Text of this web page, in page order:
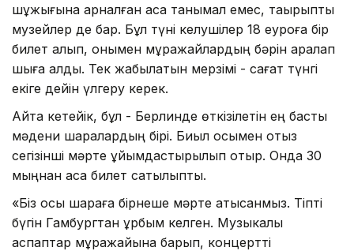
шұжығына арналған аса танымал емес, тақырыптық
музейлер де бар. Бұл түні келушілер 18 еуроға бір
билет алып, онымен мұражайлардың бәрін аралап
шыға алды. Тек жабылатын мерзімі - сағат түнгі
екіге дейін үлгеру керек.
Айта кетейік, бұл - Берлинде өткізілетін ең басты
мәдени шаралардың бірі. Биыл осымен отыз
сегізінші мәрте ұйымдастырылып отыр. Онда 30
мыңнан аса билет сатылыпты.
«Біз осы шараға бірнеше мәрте қатысқанмыз. Тіпті
бүгін Гамбургтан құрбым келген. Музыкалық
аспаптар мұражайына барып, концертті